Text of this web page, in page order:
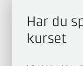
Har du
kurset